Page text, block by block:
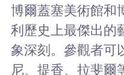
博爾蓋塞美術館和
利歷史上最傑出的
象深刻。參觀者可
尼、提香、拉斐爾